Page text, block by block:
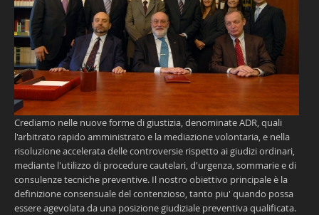
Crediamo nelle nuove forme di giustizia, denominate ADR, quali
l'arbitrato rapido amministrato e la mediazione volontaria, e nella
risoluzione accelerata delle controversie rispetto ai giudizi ordinari,
mediante l'utilizzo di procedure cautelari, d'urgenza, sommarie e di
consulenze tecniche preventive. Il nostro obiettivo principale è la
definizione consensuale del contenzioso, tanto piu' quando possa
essere agevolata da una posizione giudiziale preventiva qualificata.